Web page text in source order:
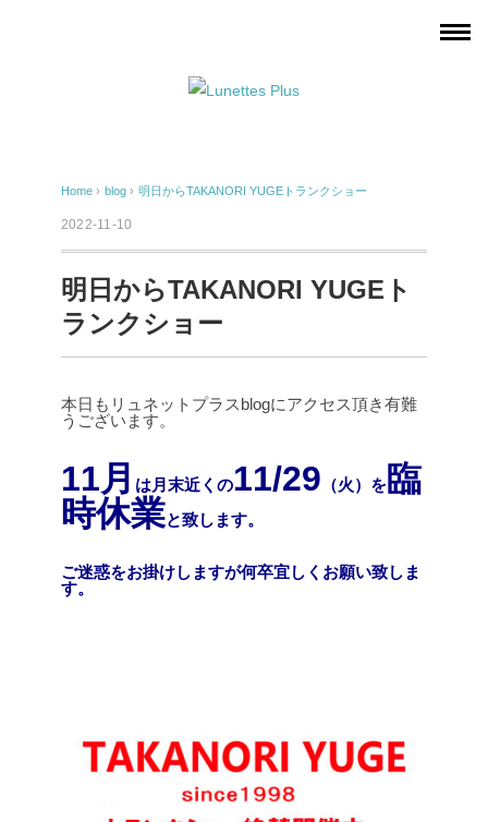
Home › blog › 明日からTAKANORI YUGEトランクショー
2022-11-10
明日からTAKANORI YUGEト
ランクショー
本日もリュネットプラスblogにアクセス頂き有難
うございます。
11月 は月末近くの11/29 （火）を 臨
時休業と致します。
ご迷惑をお掛けしますが何卒宜しくお願い致しま
す。